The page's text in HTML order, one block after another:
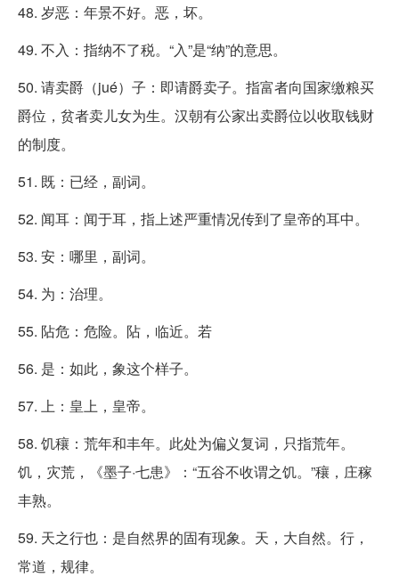
48. 岁恶：年景不好。恶，坏。
49. 不入：指纳不了税。“入”是“纳”的意思。
50. 请卖爵（jué）子：即请爵卖子。指富者向国家缴粮买
爵位，贫者卖儿女为生。汉朝有公家出卖爵位以收取钱财
的制度。
51. 既：已经，副词。
52. 闻耳：闻于耳，指上述严重情况传到了皇帝的耳中。
53. 安：哪里，副词。
54. 为：治理。
55. 阽危：危险。阽，临近。若
56. 是：如此，象这个样子。
57. 上：皇上，皇帝。
58. 饥穰：荒年和丰年。此处为偏义复词，只指荒年。
饥，灾荒，《墨子·七患》：“五谷不收谓之饥。”穰，庄稼
丰熟。
59. 天之行也：是自然界的固有现象。天，大自然。行，
常道，规律。